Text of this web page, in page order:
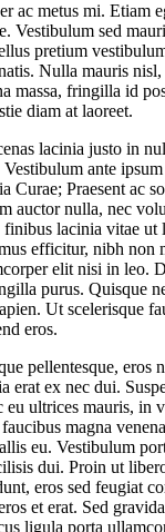
ac metus mi. Etiam
Vestibulum sed
pretium
Nulla mauris
massa, fringilla id
diam at laoreet.
lacinia justo in
Vestibulum ante
Curae; Praesent ac
auctor nulla, nec
finibus lacinia vitae ut
efficitur, nibh non
elit nisi in leo.
purus. Quisque
Ut scelerisque
eros.
pellentesque, eros
erat ex nec dui.
eu ultrices mauris, in
faucibus magna
eu. Vestibulum
dui. Proin ut
eros sed feugiat
et erat. Sed
ligula porta